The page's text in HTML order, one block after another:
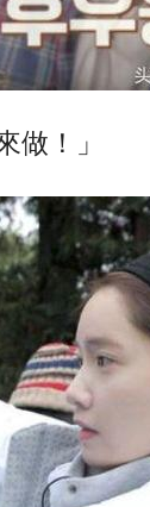
做！」